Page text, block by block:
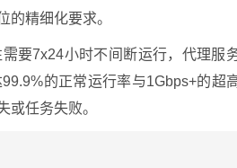
的精细化要求。
要7x24小时不间断运行，代理服
的正常运行率与1Gbps+的超
或任务失败。